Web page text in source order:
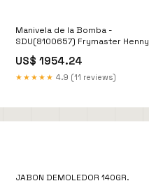
Manivela de la Bomba -
SDU(8100657) Frymaster Henny
US$ 1954.24
★★★★★ 4.9 (11 reviews)
JABON DEMOLEDOR 140GR.